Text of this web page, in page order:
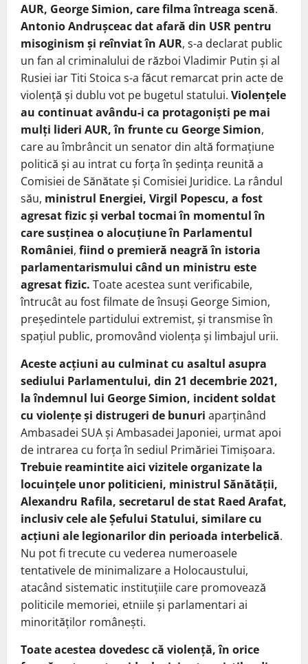
AUR, George Simion, care filma întreaga scenă.
Antonio Andrușceac dat afară din USR pentru
misoginism și reînviat în AUR, s-a declarat public
un fan al criminalului de război Vladimir Putin și al
Rusiei iar Titi Stoica s-a făcut remarcat prin acte de
violență și dublu vot pe bugetul statului. Violențele
au continuat avându-i ca protagoniști pe mai
mulți lideri AUR, în frunte cu George Simion,
care au îmbrâncit un senator din altă formațiune
politică și au intrat cu forța în ședința reunită a
Comisiei de Sănătate și Comisiei Juridice. La rândul
său, ministrul Energiei, Virgil Popescu, a fost
agresat fizic și verbal tocmai în momentul în
care susținea o alocuțiune în Parlamentul
României, fiind o premieră neagră în istoria
parlamentarismului când un ministru este
agresat fizic. Toate acestea sunt verificabile,
întrucât au fost filmate de însuși George Simion,
președintele partidului extremist, și transmise în
spațiul public, promovând violența și limbajul urii.
Aceste acțiuni au culminat cu asaltul asupra
sediului Parlamentului, din 21 decembrie 2021,
la îndemnul lui George Simion, incident soldat
cu violențe și distrugeri de bunuri aparținând
Ambasadei SUA și Ambasadei Japoniei, urmat apoi
de intrarea cu forța în sediul Primăriei Timișoara.
Trebuie reamintite aici vizitele organizate la
locuințele unor politicieni, ministrul Sănătății,
Alexandru Rafila, secretarul de stat Raed Arafat,
inclusiv cele ale Șefului Statului, similare cu
acțiuni ale legionarilor din perioada interbelică.
Nu pot fi trecute cu vederea numeroasele
tentativele de minimalizare a Holocaustului,
atacând sistematic instituțiile care promovează
politicile memoriei, etniile și parlamentari ai
minorităților românești.
Toate acestea dovedesc că violență, în orice